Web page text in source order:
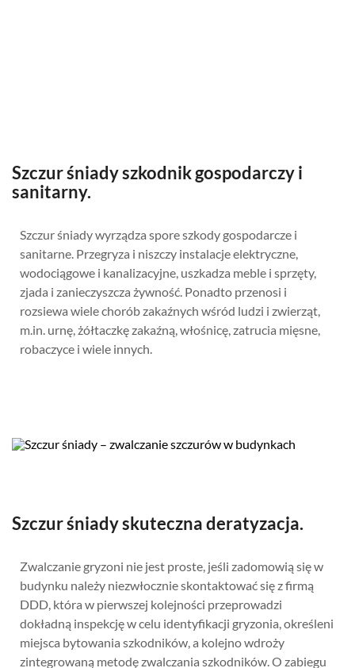
Szczur śniady szkodnik gospodarczy i
sanitarny.
Szczur śniady wyrządza spore szkody gospodarcze i
sanitarne. Przegryza i niszczy instalacje elektryczne,
wodociągowe i kanalizacyjne, uszkadza meble i sprzęty,
zjada i zanieczyszcza żywność. Ponadto przenosi i
rozsiewa wiele chorób zakaźnych wśród ludzi i zwierząt,
m.in. urnę, żółtaczkę zakaźną, włośnicę, zatrucia mięsne,
robaczyce i wiele innych.
Szczur śniady skuteczna deratyzacja.
Zwalczanie gryzoni nie jest proste, jeśli zadomowią się w
budynku należy niezwłocznie skontaktować się z firmą
DDD, która w pierwszej kolejności przeprowadzi
dokładną inspekcję w celu identyfikacji gryzonia, określeni
miejsca bytowania szkodników, a kolejno wdroży
zintegrowaną metodę zwalczania szkodników. O zabiegu